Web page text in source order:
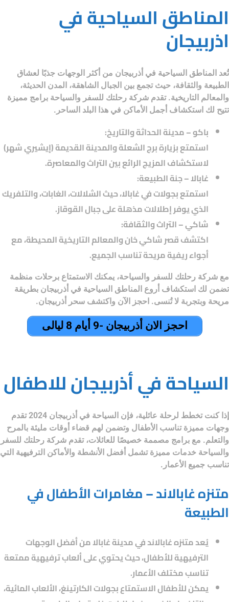
المناطق السياحية في
اذربيجان
تُعد المناطق السياحية في أذربيجان من أكثر الوجهات جذبًا لعشاق
الطبيعة والثقافة، حيث تجمع بين الجبال الشاهقة، المدن الحديثة،
والمعالم التاريخية. تقدم شركة رحلتك للسفر والسياحة برامج مميزة
تتيح لك استكشاف أجمل الأماكن في هذا البلد الساحر.
باكو – مدينة الحداثة والتاريخ:
استمتع بزيارة برج الشعلة والمدينة القديمة (إيشيري شهر)
لاستكشاف المزيج الرائع بين التراث والمعاصرة.
غابالا – جنة الطبيعة:
استمتع بجولات في غابالا، حيث الشلالات، الغابات، والتلفريك
الذي يوفر إطلالات مذهلة على جبال القوقاز.
شاكي – التراث والثقافة:
اكتشف قصر شاكي خان والمعالم التاريخية المحيطة، مع
أجواء ريفية مريحة تناسب الجميع.
مع شركة رحلتك للسفر والسياحة، يمكنك الاستمتاع برحلات منظمة
تضمن لك استكشاف أروع المناطق السياحية في أذربيجان بطريقة
مريحة وبتجربة لا تُنسى. احجز الآن واكتشف سحر أذربيجان.
احجز الان أذربيجان -9 أيام 8 ليالى
السياحة في أذربيجان للاطفال
إذا كنت تخطط لرحلة عائلية، فإن السياحة في أذربيجان 2024
تقدم
وجهات مميزة تناسب الأطفال وتضمن لهم قضاء أوقات مليئة بالمرح
والتعلم. مع برامج مصممة خصيصًا للعائلات، تقدم شركة رحلتك للسفر
والسياحة خدمات مميزة تشمل أفضل الأنشطة والأماكن الترفيهية التي
تناسب جميع الأعمار.
متنزه غابالاند – مغامرات الأطفال في
الطبيعة
يُعد متنزه غابالاند في مدينة غابالا من أفضل الوجهات
الترفيهية للأطفال، حيث يحتوي على ألعاب ترفيهية ممتعة
تناسب مختلف الأعمار.
يمكن للأطفال الاستمتاع بجولات الكارتينغ، الألعاب المائية،